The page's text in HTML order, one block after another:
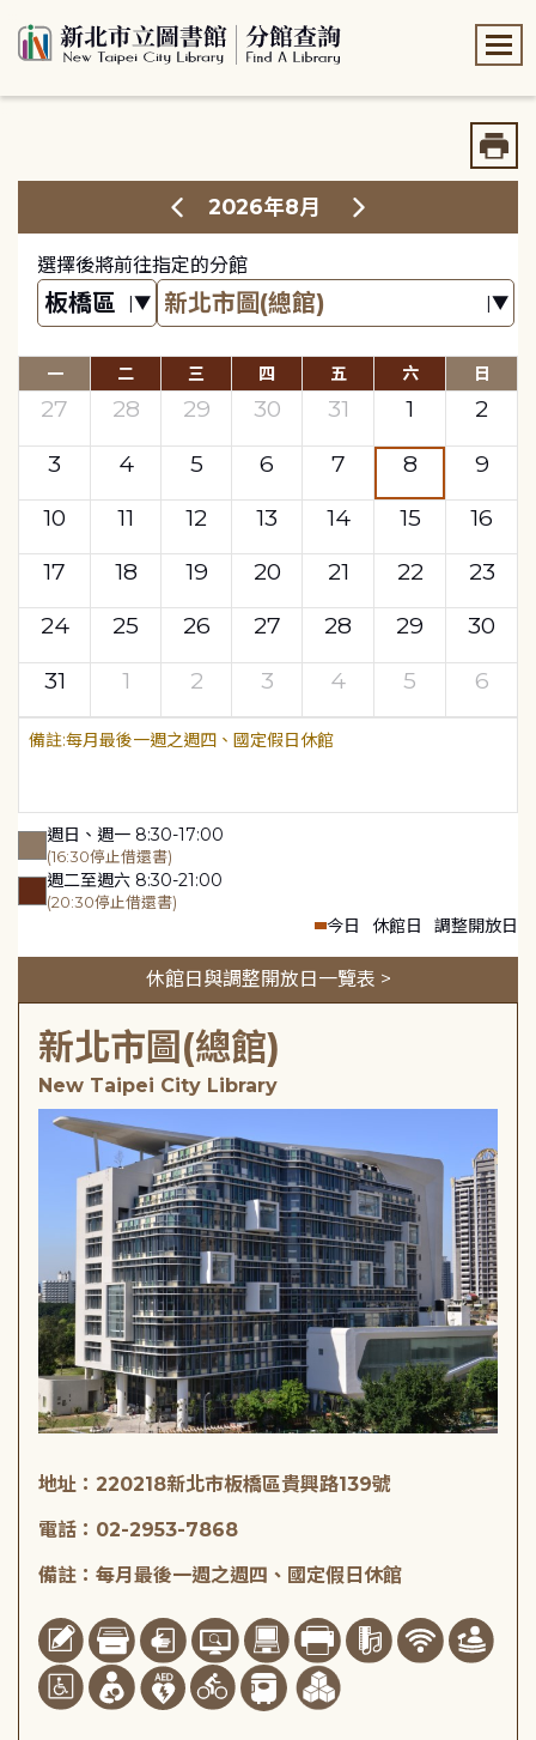
2026年8月
選擇後將前往指定的分館
一 二 三 四 五 六 日
27 28 29 30 31 1
2
3
4 5 6 7 8
9
10
11 12 13 14 15
16
17
18 19 20 21 22
23
24
25 26 27 28 29
30
31
1 2 3 4 5 6
每月最後一週之週四、國定假日休館
週日、週一 8:30-17:00
(16:30停止借還書)
週二至週六 8:30-21:00
(20:30停止借還書)
今日 休館日 調整開放日
休館日與調整開放日一覽表 >
新北市圖(總館)
New Taipei City Library
地址：220218新北市板橋區貴興路139號
電話：02-2953-7868
備註：每月最後一週之週四、國定假日休館